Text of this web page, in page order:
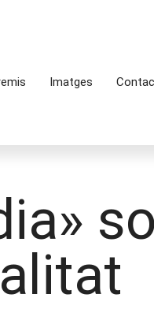
Imatges